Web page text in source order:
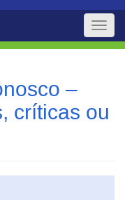
Toggle
–
críticas ou